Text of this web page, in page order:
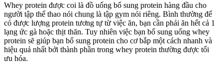
Whey protein được coi là đồ uống bổ sung protein hàng đầu cho
người tập thể thao nói chung là tập gym nói riêng. Bình thường để
có được lượng protein tương tự từ việc ăn, bạn cần phải ăn hết cả 1
lạng ức gà hoặc thịt thăn. Tuy nhiên việc bạn bổ sung uống whey
protein sẽ giúp bạn bổ sung protein cho cơ bắp một cách nhanh và
hiệu quả nhất bởi thành phần trong whey protein thường được tối
ưu hóa.